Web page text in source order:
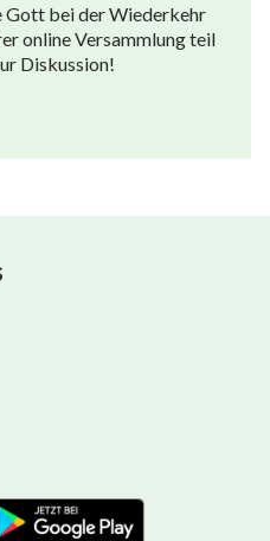
Gott bei der Wiederkehr
online Versammlung teil
Diskussion!